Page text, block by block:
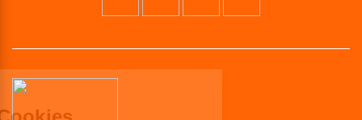
Hallo!